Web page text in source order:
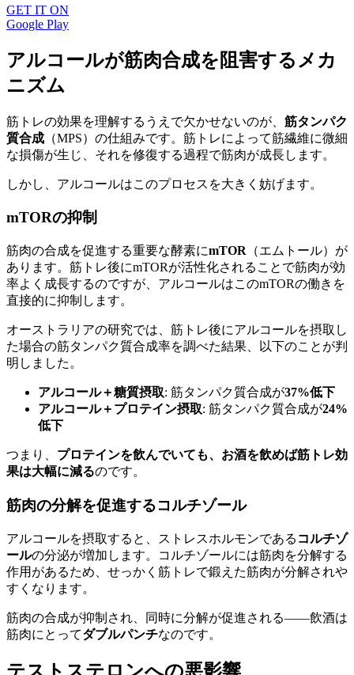
GET IT ON
Google Play
アルコールが筋肉合成を阻害するメカ
ニズム
筋トレの効果を理解するうえで欠かせないのが、 筋タンパク
質合成 （MPS）の仕組みです。筋トレによって筋繊維に微細
な損傷が生じ、それを修復する過程で筋肉が成長します。
しかし、アルコールはこのプロセスを大きく妨げます。
mTORの抑制
筋肉の合成を促進する重要な酵素にmTOR （エムトール）が
あります。筋トレ後にmTORが活性化されることで筋肉が効
率よく成長するのですが、アルコールはこのmTORの働きを
直接的に抑制します。
オーストラリアの研究では、筋トレ後にアルコールを摂取し
た場合の筋タンパク質合成率を調べた結果、以下のことが判
明しました。
アルコール＋糖質摂取: 筋タンパク質合成が37%低下
アルコール＋プロテイン摂取: 筋タンパク質合成が24%
低下
つまり、 プロテインを飲んでいても、お酒を飲めば筋トレ効
果は大幅に減るのです。
筋肉の分解を促進するコルチゾール
アルコールを摂取すると、ストレスホルモンである コルチゾ
ールの分泌が増加します。コルチゾールには筋肉を分解する
作用があるため、せっかく筋トレで鍛えた筋肉が分解されや
すくなります。
筋肉の合成が抑制され、同時に分解が促進される——飲酒は
筋肉にとってダブルパンチなのです。